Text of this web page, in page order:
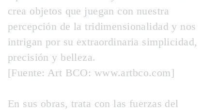
crea objetos que juegan con nuestra
percepción de la tridimensionalidad y nos
intrigan por su extraordinaria simplicidad,
precisión y belleza.
[Fuente: Art BCO: www.artbco.com]
En sus obras, trata con las fuerzas del